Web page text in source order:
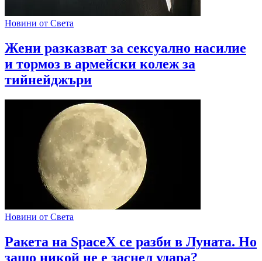
Новини от Света
Жени разказват за сексуално насилие
и тормоз в армейски колеж за
тийнейджъри
Новини от Света
Ракета на SpaceX се разби в Луната. Но
защо никой не е заснел удара?